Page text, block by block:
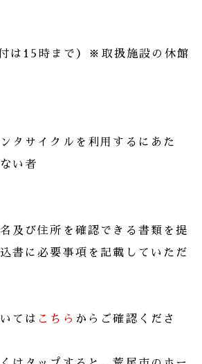
は15時まで）※取扱施設の休館
サイクルを利用するにあた
い者
及び住所を確認できる書類を提
書に必要事項を記載していただ
ては こちら からご確認くださ